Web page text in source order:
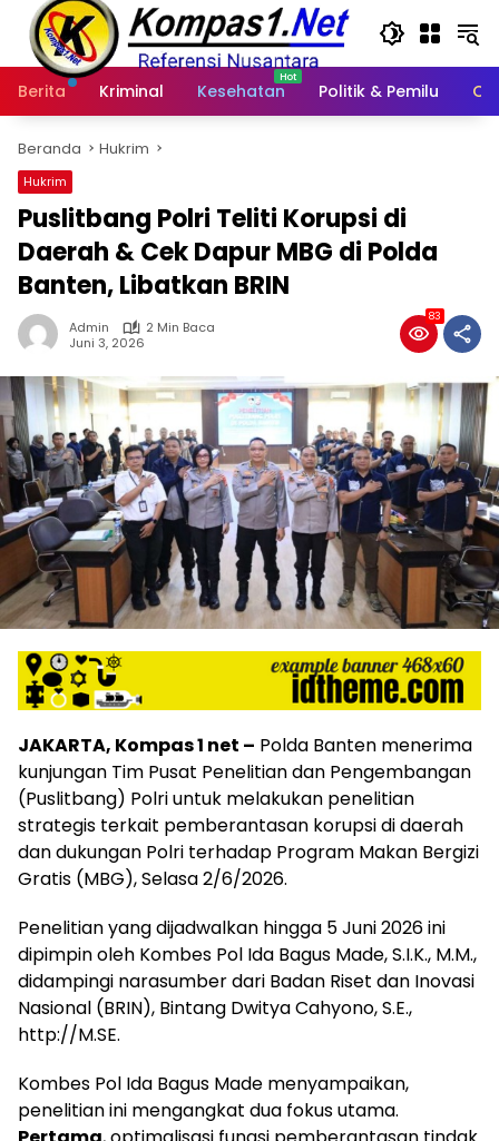
Langsung
konten
Berita
Kriminal Kesehatan Politik & Pemilu
Beranda Hukrim
Hukrim
Puslitbang Polri Teliti Korupsi di
Daerah & Cek Dapur MBG di Polda
Banten, Libatkan BRIN
Admin
2 Min Baca
Juni 3, 2026
83
JAKARTA, Kompas 1 net – Polda Banten menerima
kunjungan Tim Pusat Penelitian dan Pengembangan
(Puslitbang) Polri untuk melakukan penelitian
strategis terkait pemberantasan korupsi di daerah
dan dukungan Polri terhadap Program Makan Bergizi
Gratis (MBG), Selasa 2/6/2026.
Penelitian yang dijadwalkan hingga 5 Juni 2026 ini
dipimpin oleh Kombes Pol Ida Bagus Made, S.I.K., M.M.,
didampingi narasumber dari Badan Riset dan Inovasi
Nasional (BRIN), Bintang Dwitya Cahyono, S.E.,
http://M.SE.
Kombes Pol Ida Bagus Made menyampaikan,
penelitian ini mengangkat dua fokus utama.